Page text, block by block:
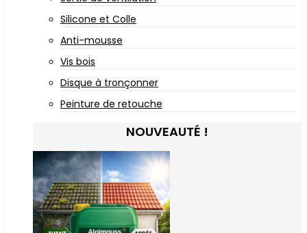
Silicone et Colle
Anti-mousse
Vis bois
Disque à tronçonner
Peinture de retouche
NOUVEAUTÉ !